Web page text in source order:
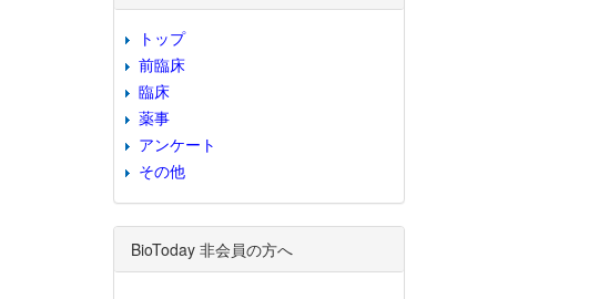
トップ
前臨床
臨床
薬事
アンケート
その他
BioToday 非会員の方へ